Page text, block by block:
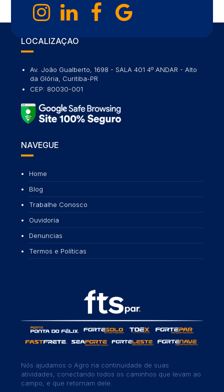
LOCALIZAÇÃO
Av. João Gualberto, 1698 - SALA 401 4º ANDAR - Alto
da Glória, Curitiba-PR
CEP: 80030-001
NAVEGUE
Home
Blog
Trabalhe Conosco
Ouvidoria
Denuncias
Termos e Políticas
Nós ajudamos o Agro na continuidade de suas
atividades, conectando todos os caminhos que levam ao
campo, e que retornam dele.